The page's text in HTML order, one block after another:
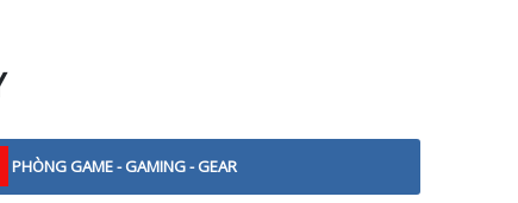
PHÒNG GAME - GAMING - GEAR